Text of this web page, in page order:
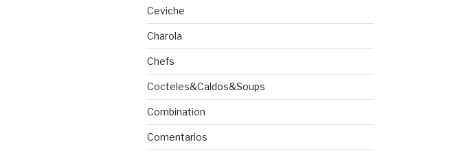
Ceviche
Charola
Chefs
Cocteles&Caldos&Soups
Combination
Comentarios